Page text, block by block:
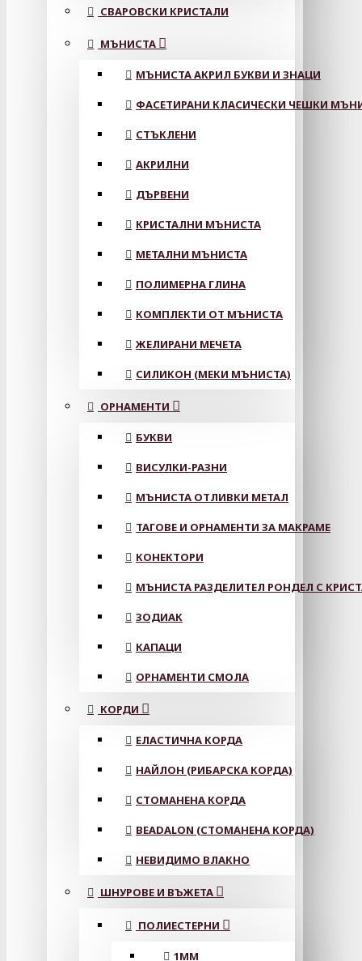
СВАРОВСКИ КРИСТАЛИ
МЪНИСТА
МЪНИСТА АКРИЛ БУКВИ И ЗНАЦИ
ФАСЕТИРАНИ КЛАСИЧЕСКИ ЧЕШКИ
СТЪКЛЕНИ
АКРИЛНИ
ДЪРВЕНИ
КРИСТАЛНИ МЪНИСТА
МЕТАЛНИ МЪНИСТА
ПОЛИМЕРНА ГЛИНА
КОМПЛЕКТИ ОТ МЪНИСТА
ЖЕЛИРАНИ МЕЧЕТА
СИЛИКОН (МЕКИ МЪНИСТА)
ОРНАМЕНТИ
БУКВИ
ВИСУЛКИ-РАЗНИ
МЪНИСТА ОТЛИВКИ МЕТАЛ
ТАГОВЕ И ОРНАМЕНТИ ЗА МАКРАМЕ
КОНЕКТОРИ
МЪНИСТА РАЗДЕЛИТЕЛ РОНДЕЛ С
ЗОДИАК
КАПАЦИ
ОРНАМЕНТИ СМОЛА
КОРДИ
ЕЛАСТИЧНА КОРДА
НАЙЛОН (РИБАРСКА КОРДА)
СТОМАНЕНА КОРДА
BEADALON (СТОМАНЕНА КОРДА)
НЕВИДИМО ВЛАКНО
ШНУРОВЕ И ВЪЖЕТА
ПОЛИЕСТЕРНИ
1ММ